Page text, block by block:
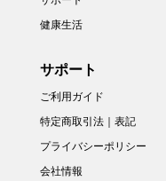
健康生活
サポート
ご利用ガイド
特定商取引法｜表記
プライバシーポリシー
会社情報